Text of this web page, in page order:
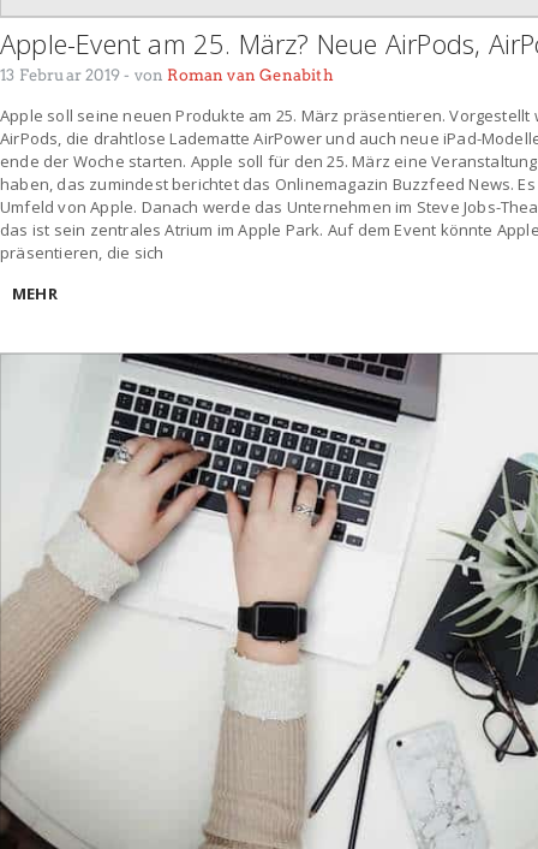
Apple-Event am 25. März? Neue AirPods,
13 Februar 2019- von Roman van Genabith
Apple soll seine neuen Produkte am 25. März präsentieren.
AirPods, die drahtlose Ladematte AirPower und auch neue iPad-
ende der Woche starten. Apple soll für den 25. März eine
haben, das zumindest berichtet das Onlinemagazin Buzzfeed News.
Umfeld von Apple. Danach werde das Unternehmen im Steve Jobs-
das ist sein zentrales Atrium im Apple Park. Auf dem Event könnte
präsentieren, die sich
MEHR